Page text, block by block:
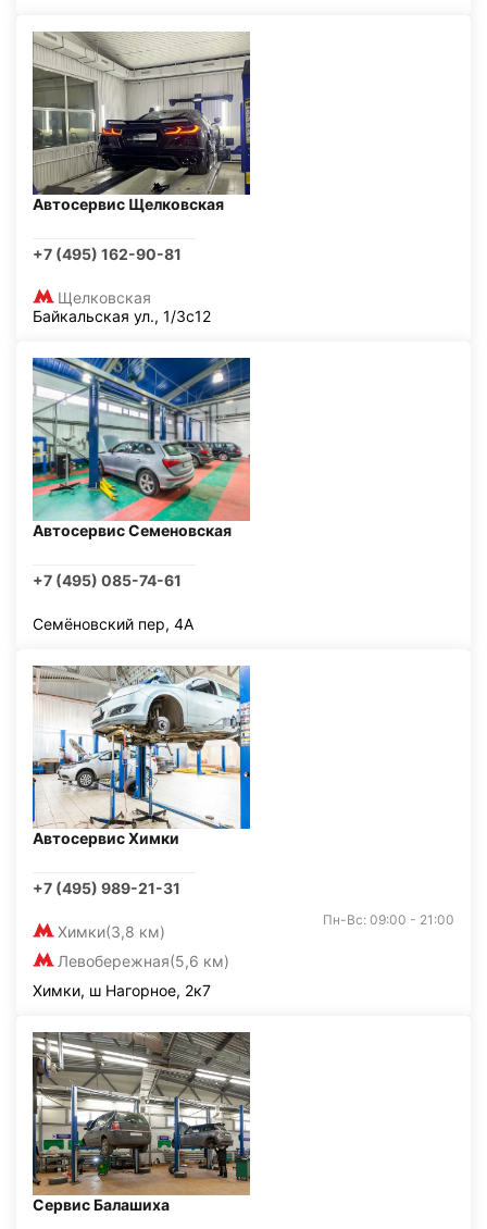
Автосервис Щелковская
+7 (495) 162-90-81
Щелковская
Байкальская ул., 1/3с12
Автосервис Семеновская
+7 (495) 085-74-61
Семёновский пер, 4А
Автосервис Химки
+7 (495) 989-21-31
Химки(3,8 км)
Левобережная(5,6 км)
Пн-Вс: 09:00 - 21:00
Химки, ш Нагорное, 2к7
Сервис Балашиха